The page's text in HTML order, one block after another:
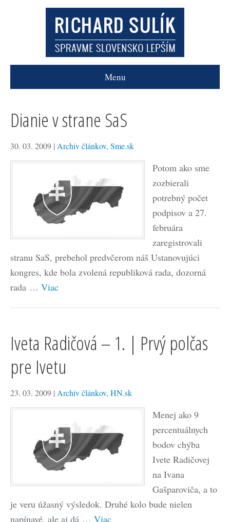
Menu
Dianie v strane SaS
30. 03. 2009 | Archív článkov, Sme.sk
Potom ako sme
zozbierali
potrebný počet
podpisov a 27.
februára
zaregistrovali
stranu SaS, prebehol predvčerom náš Ustanovujúci
kongres, kde bola zvolená republiková rada, dozorná
rada … Viac
Iveta Radičová – 1. | Prvý polčas
pre Ivetu
23. 03. 2009 | Archív článkov, HN.sk
Menej ako 9
percentuálnych
bodov chýba
Ivete Radičovej
na Ivana
Gašparoviča, a to
je veru úžasný výsledok. Druhé kolo bude nielen
napínavé, ale aj dá … Viac